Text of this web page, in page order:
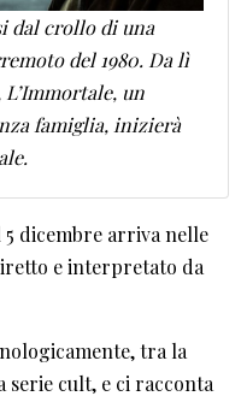
dal crollo di una
del 1980. Da lì
un
famiglia, inizierà
5 dicembre arriva nelle
e interpretato da
tra la
serie cult, e ci racconta